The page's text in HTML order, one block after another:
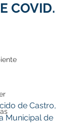
COVID.
Municipal de